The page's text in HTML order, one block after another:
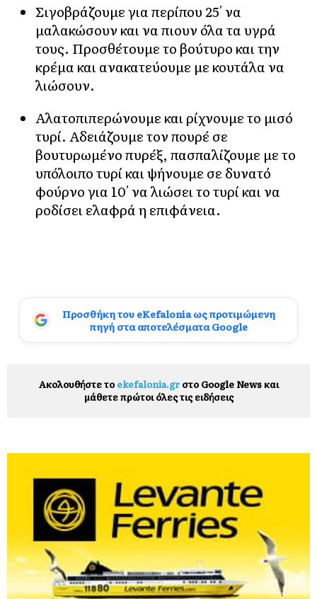
Σιγοβράζουμε για περίπου 25′ να
μαλακώσουν και να πιουν όλα τα υγρά
τους. Προσθέτουμε το βούτυρο και την
κρέμα και ανακατεύουμε με κουτάλα να
λιώσουν.
Αλατοπιπερώνουμε και ρίχνουμε το μισό
τυρί. Αδειάζουμε τον πουρέ σε
βουτυρωμένο πυρέξ, πασπαλίζουμε με το
υπόλοιπο τυρί και ψήνουμε σε δυνατό
φούρνο για 10′ να λιώσει το τυρί και να
ροδίσει ελαφρά η επιφάνεια.
Προσθήκη του eKefalonia ως προτιμώμενη
πηγή στα αποτελέσματα Google
Ακολουθήστε το ekefalonia.grστο Google News και
μάθετε πρώτοι όλες τις ειδήσεις